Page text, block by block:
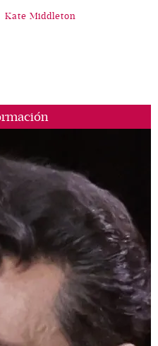
Kate Middleton